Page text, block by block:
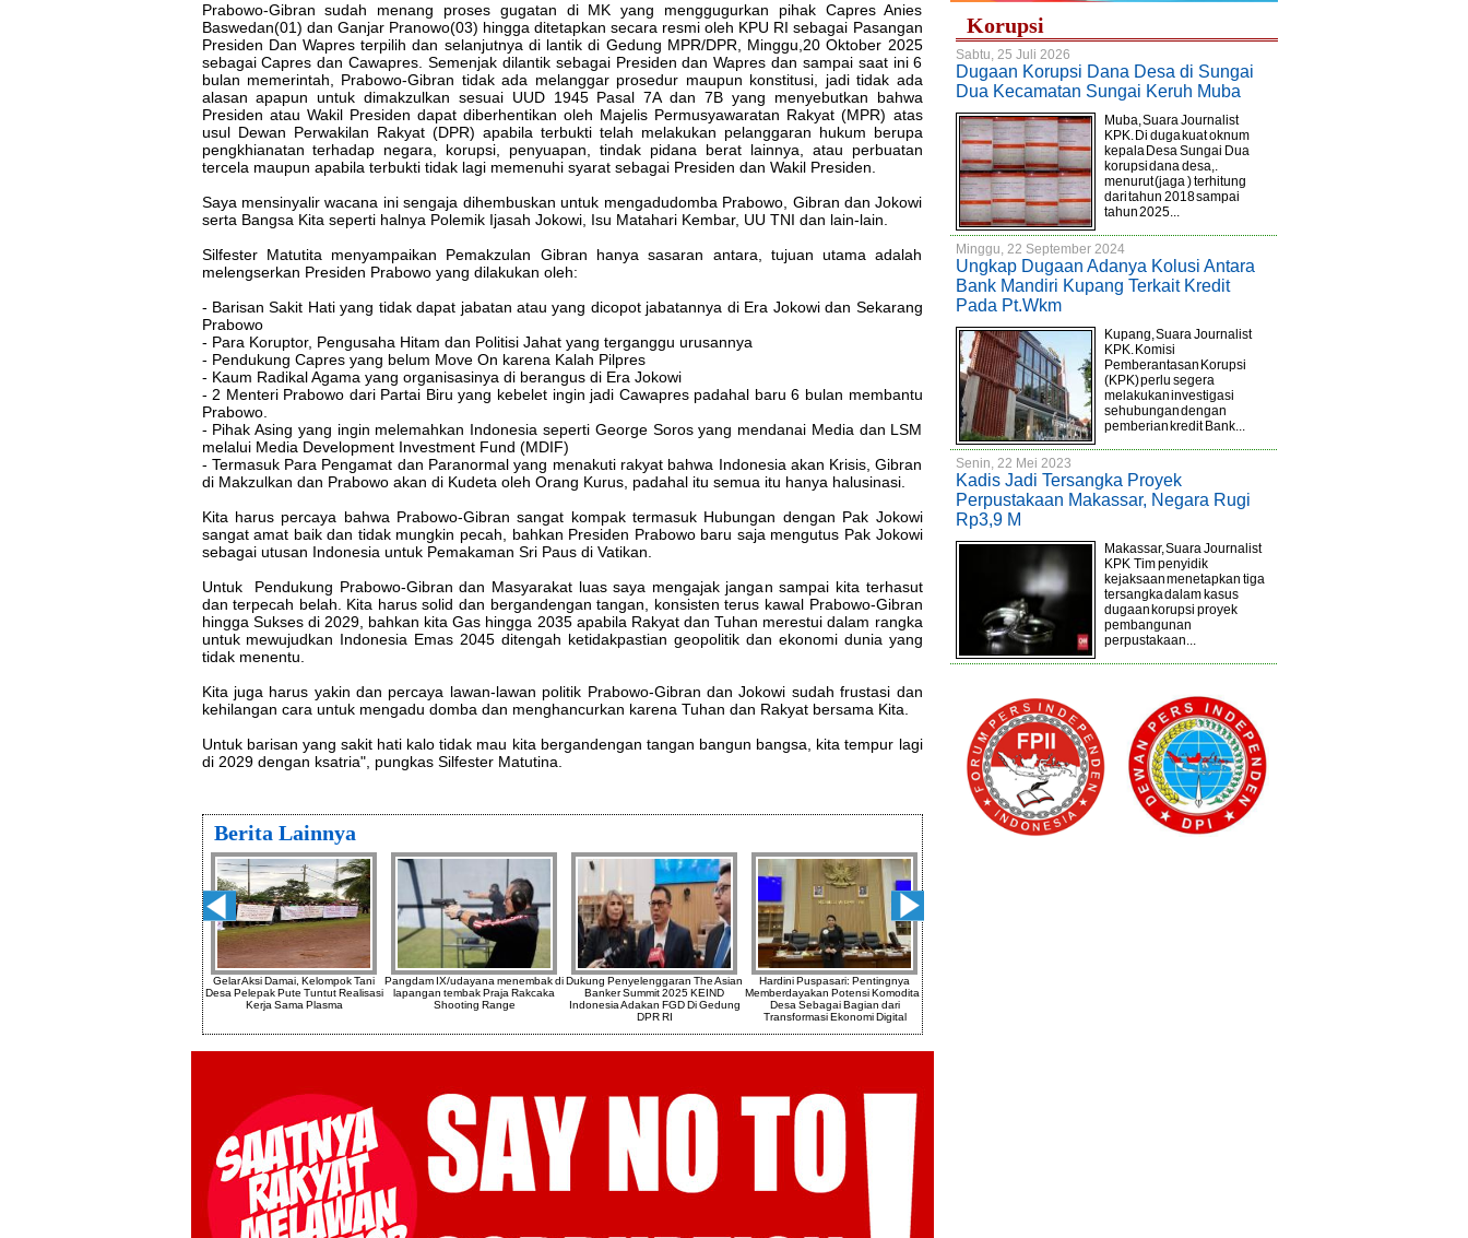
Korupsi
Sabtu, 25 Juli 2026
Dugaan Korupsi Dana Desa di Sungai
Dua Kecamatan Sungai Keruh Muba
Muba, Suara Journalist
KPK. Di duga kuat oknum
kepala Desa Sungai Dua
korupsi dana desa,.
menurut (jaga ) terhitung
dari tahun 2018 sampai
tahun 2025...
Minggu, 22 September 2024
Ungkap Dugaan Adanya Kolusi Antara
Bank Mandiri Kupang Terkait Kredit
Pada Pt.Wkm
Kupang, Suara Journalist
KPK. Komisi
Pemberantasan Korupsi
(KPK) perlu segera
melakukan investigasi
sehubungan dengan
pemberian kredit Bank...
Senin, 22 Mei 2023
Kadis Jadi Tersangka Proyek
Perpustakaan Makassar, Negara Rugi
Rp3,9 M
Makassar, Suara Journalist
KPK Tim penyidik
kejaksaan menetapkan tiga
tersangka dalam kasus
dugaan korupsi proyek
pembangunan
perpustakaan...
Prabowo-Gibran sudah menang proses gugatan di MK yang menggugurkan pihak Capres Anies
Baswedan(01) dan Ganjar Pranowo(03) hingga ditetapkan secara resmi oleh KPU RI sebagai Pasangan
Presiden Dan Wapres terpilih dan selanjutnya di lantik di Gedung MPR/DPR, Minggu,20 Oktober 2025
sebagai Capres dan Cawapres. Semenjak dilantik sebagai Presiden dan Wapres dan sampai saat ini 6
bulan memerintah, Prabowo-Gibran tidak ada melanggar prosedur maupun konstitusi, jadi tidak ada
alasan apapun untuk dimakzulkan sesuai UUD 1945 Pasal 7A dan 7B yang menyebutkan bahwa
Presiden atau Wakil Presiden dapat diberhentikan oleh Majelis Permusyawaratan Rakyat (MPR) atas
usul Dewan Perwakilan Rakyat (DPR) apabila terbukti telah melakukan pelanggaran hukum berupa
pengkhianatan terhadap negara, korupsi, penyuapan, tindak pidana berat lainnya, atau perbuatan
tercela maupun apabila terbukti tidak lagi memenuhi syarat sebagai Presiden dan Wakil Presiden.
Saya mensinyalir wacana ini sengaja dihembuskan untuk mengadudomba Prabowo, Gibran dan Jokowi
serta Bangsa Kita seperti halnya Polemik Ijasah Jokowi, Isu Matahari Kembar, UU TNI dan lain-lain.
Silfester Matutita menyampaikan Pemakzulan Gibran hanya sasaran antara, tujuan utama adalah
melengserkan Presiden Prabowo yang dilakukan oleh:
- Barisan Sakit Hati yang tidak dapat jabatan atau yang dicopot jabatannya di Era Jokowi dan Sekarang
Prabowo
- Para Koruptor, Pengusaha Hitam dan Politisi Jahat yang terganggu urusannya
- Pendukung Capres yang belum Move On karena Kalah Pilpres
- Kaum Radikal Agama yang organisasinya di berangus di Era Jokowi
- 2 Menteri Prabowo dari Partai Biru yang kebelet ingin jadi Cawapres padahal baru 6 bulan membantu
Prabowo.
- Pihak Asing yang ingin melemahkan Indonesia seperti George Soros yang mendanai Media dan LSM
melalui Media Development Investment Fund (MDIF)
- Termasuk Para Pengamat dan Paranormal yang menakuti rakyat bahwa Indonesia akan Krisis, Gibran
di Makzulkan dan Prabowo akan di Kudeta oleh Orang Kurus, padahal itu semua itu hanya halusinasi.
Kita harus percaya bahwa Prabowo-Gibran sangat kompak termasuk Hubungan dengan Pak Jokowi
sangat amat baik dan tidak mungkin pecah, bahkan Presiden Prabowo baru saja mengutus Pak Jokowi
sebagai utusan Indonesia untuk Pemakaman Sri Paus di Vatikan.
Untuk Pendukung Prabowo-Gibran dan Masyarakat luas saya mengajak jangan sampai kita terhasut
dan terpecah belah. Kita harus solid dan bergandengan tangan, konsisten terus kawal Prabowo-Gibran
hingga Sukses di 2029, bahkan kita Gas hingga 2035 apabila Rakyat dan Tuhan merestui dalam rangka
untuk mewujudkan Indonesia Emas 2045 ditengah ketidakpastian geopolitik dan ekonomi dunia yang
tidak menentu.
Kita juga harus yakin dan percaya lawan-lawan politik Prabowo-Gibran dan Jokowi sudah frustasi dan
kehilangan cara untuk mengadu domba dan menghancurkan karena Tuhan dan Rakyat bersama Kita.
Untuk barisan yang sakit hati kalo tidak mau kita bergandengan tangan bangun bangsa, kita tempur lagi
di 2029 dengan ksatria", pungkas Silfester Matutina.
Berita Lainnya
Gelar Aksi Damai, Kelompok Tani
Desa Pelepak Pute Tuntut Realisasi
Kerja Sama Plasma
Pangdam IX/udayana menembak di
lapangan tembak Praja Rakcaka
Shooting Range
Dukung Penyelenggaran The Asian
Banker Summit 2025 KEIND
Indonesia Adakan FGD Di Gedung
DPR RI
Hardini Puspasari: Pentingnya
Memberdayakan Potensi Komoditas
Desa Sebagai Bagian dari
Transformasi Ekonomi Digital